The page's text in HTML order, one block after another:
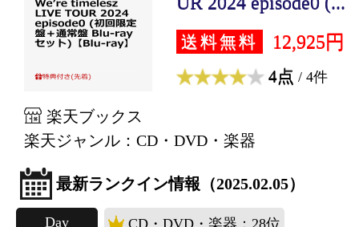
送料無料 12,925円
4点 / 4件
楽天ブックス
楽天ジャンル：CD・DVD・楽器
最新ランクイン情報（2025.02.05）
Day CD・DVD・楽器：28位